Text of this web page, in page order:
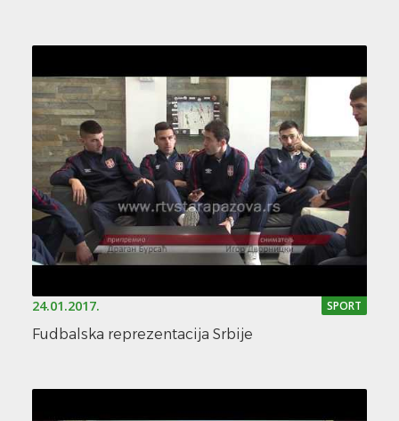
24.01.2017. SPORT
Fudbalska reprezentacija Srbije